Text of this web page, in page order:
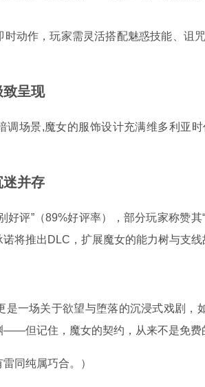
时动作，玩家需灵活搭配魅惑技能、诅
致呈现
调场景,魔女的服饰设计充满维多利亚
并存
好评”（89%好评率），部分玩家称赞
将推出DLC，扩展魔女的能力树与支线
是一场关于欲望与堕落的沉浸式戏剧，
但记住，魔女的契约，从来不是免费
同纯属巧合。）